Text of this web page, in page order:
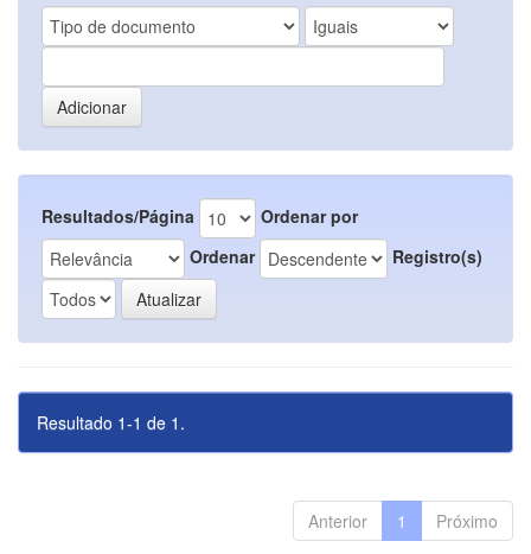
Resultados/Página
Ordenar por
Ordenar
Registro(s)
Resultado 1-1 de 1.
Anterior 1 Próximo